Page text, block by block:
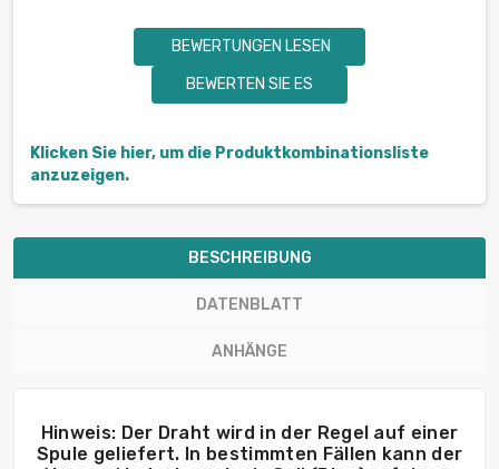
BEWERTUNGEN LESEN
BEWERTEN SIE ES
Klicken Sie hier, um die Produktkombinationsliste
anzuzeigen.
BESCHREIBUNG
DATENBLATT
ANHÄNGE
Hinweis: Der Draht wird in der Regel auf einer
Spule geliefert. In bestimmten Fällen kann der